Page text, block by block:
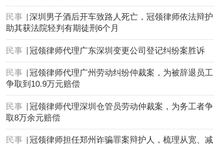
民事
深圳男子酒后开车致路人死亡，冠领律师依法辩护
助其获法院轻判有期徒刑6个月
民事 冠领律师代理广东深圳变更公司登记纠纷案胜诉
民事
冠领律师代理广州劳动纠纷仲裁案，为被辞退员工
争取到10.9万元赔偿
民事
冠领律师代理深圳仓管员劳动仲裁案，为务工者争
取8万余元赔偿
民事
冠领律师担任郑州诈骗罪案辩护人，梳理从宽、减